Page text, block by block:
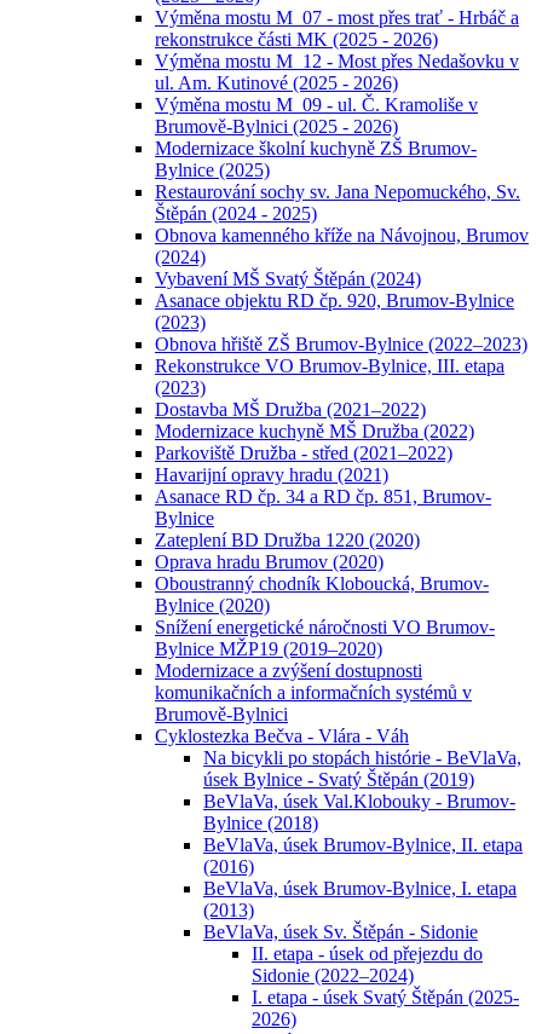
Výměna mostu M_07 - most přes trať - Hrbáč a
rekonstrukce části MK (2025 - 2026)
Výměna mostu M_12 - Most přes Nedašovku v
ul. Am. Kutinové (2025 - 2026)
Výměna mostu M_09 - ul. Č. Kramoliše v
Brumově-Bylnici (2025 - 2026)
Modernizace školní kuchyně ZŠ Brumov-
Bylnice (2025)
Restaurování sochy sv. Jana Nepomuckého, Sv.
Štěpán (2024 - 2025)
Obnova kamenného kříže na Návojnou, Brumov
(2024)
Vybavení MŠ Svatý Štěpán (2024)
Asanace objektu RD čp. 920, Brumov-Bylnice
(2023)
Obnova hřiště ZŠ Brumov-Bylnice (2022–2023)
Rekonstrukce VO Brumov-Bylnice, III. etapa
(2023)
Dostavba MŠ Družba (2021–2022)
Modernizace kuchyně MŠ Družba (2022)
Parkoviště Družba - střed (2021–2022)
Havarijní opravy hradu (2021)
Asanace RD čp. 34 a RD čp. 851, Brumov-
Bylnice
Zateplení BD Družba 1220 (2020)
Oprava hradu Brumov (2020)
Oboustranný chodník Kloboucká, Brumov-
Bylnice (2020)
Snížení energetické náročnosti VO Brumov-
Bylnice MŽP19 (2019–2020)
Modernizace a zvýšení dostupnosti
komunikačních a informačních systémů v
Brumově-Bylnici
Cyklostezka Bečva - Vlára - Váh
Na bicykli po stopách histórie - BeVlaVa,
úsek Bylnice - Svatý Štěpán (2019)
BeVlaVa, úsek Val.Klobouky - Brumov-
Bylnice (2018)
BeVlaVa, úsek Brumov-Bylnice, II. etapa
(2016)
BeVlaVa, úsek Brumov-Bylnice, I. etapa
(2013)
BeVlaVa, úsek Sv. Štěpán - Sidonie
II. etapa - úsek od přejezdu do
Sidonie (2022–2024)
I. etapa - úsek Svatý Štěpán (2025-
2026)